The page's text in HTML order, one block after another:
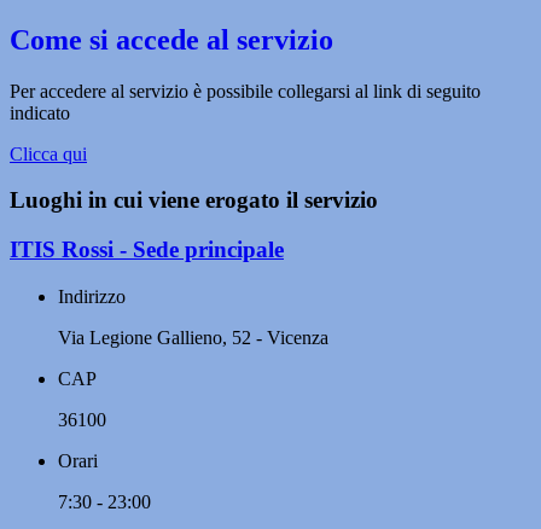
Come si accede al servizio
Per accedere al servizio è possibile collegarsi al link di seguito
indicato
Clicca qui
Luoghi in cui viene erogato il servizio
ITIS Rossi - Sede principale
Indirizzo
Via Legione Gallieno, 52 - Vicenza
CAP
36100
Orari
7:30 - 23:00